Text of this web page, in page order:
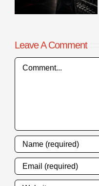
note
Leave A Comment
Comment